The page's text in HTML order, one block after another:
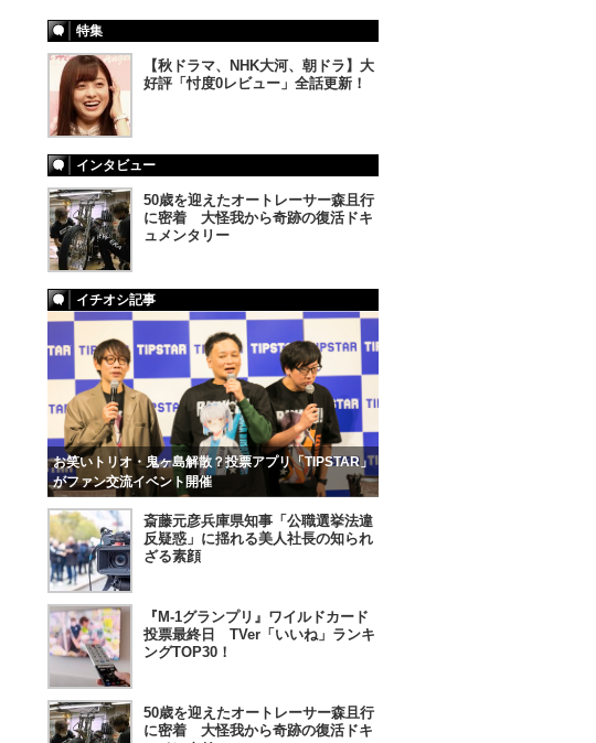
特集
【秋ドラマ、NHK大河、朝ドラ】大
好評「忖度0レビュー」全話更新！
インタビュー
50歳を迎えたオートレーサー森且行
に密着 大怪我から奇跡の復活ドキ
ュメンタリー
イチオシ記事
お笑いトリオ・鬼ヶ島解散？投票アプリ「TIPSTAR」
がファン交流イベント開催
斎藤元彦兵庫県知事「公職選挙法違
反疑惑」に揺れる美人社長の知られ
ざる素顔
『M-1グランプリ』ワイルドカード
投票最終日 TVer「いいね」ランキ
ングTOP30！
50歳を迎えたオートレーサー森且行
に密着 大怪我から奇跡の復活ドキ